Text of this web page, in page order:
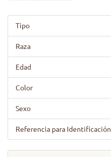
Tipo
Raza
Edad
Color
Sexo
Referencia para Identificación